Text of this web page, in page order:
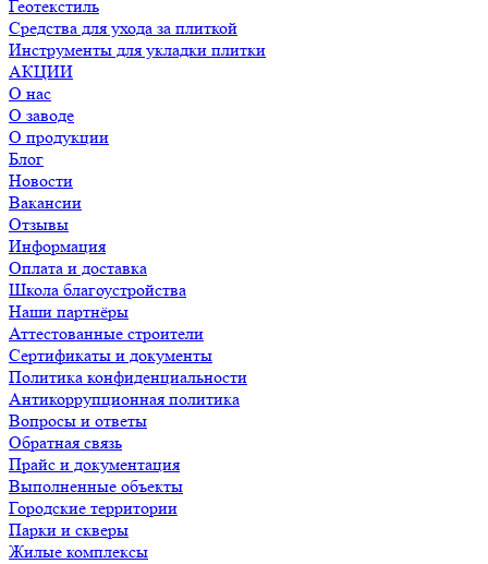
Геотекстиль
Средства для ухода за плиткой
Инструменты для укладки плитки
АКЦИИ
О нас
О заводе
О продукции
Блог
Новости
Вакансии
Отзывы
Информация
Оплата и доставка
Школа благоустройства
Наши партнёры
Аттестованные строители
Сертификаты и документы
Политика конфиденциальности
Антикоррупционная политика
Вопросы и ответы
Обратная связь
Прайс и документация
Выполненные объекты
Городские территории
Парки и скверы
Жилые комплексы